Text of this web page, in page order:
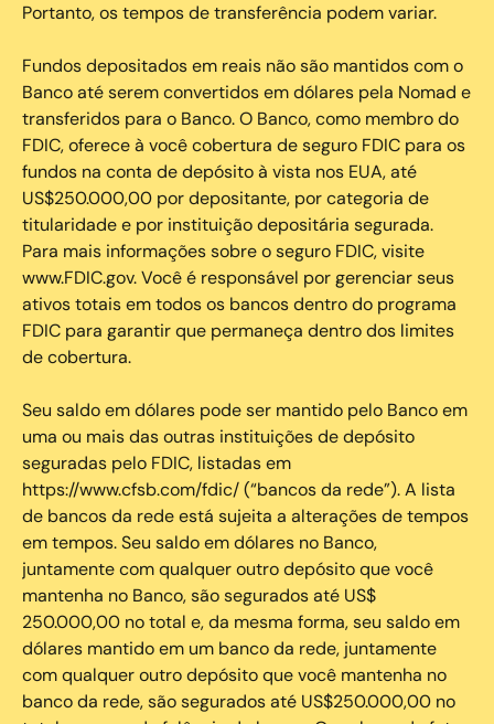
Portanto, os tempos de transferência podem variar.
Fundos depositados em reais não são mantidos com o
Banco até serem convertidos em dólares pela Nomad e
transferidos para o Banco. O Banco, como membro do
FDIC, oferece à você cobertura de seguro FDIC para os
fundos na conta de depósito à vista nos EUA, até
US$250.000,00 por depositante, por categoria de
titularidade e por instituição depositária segurada.
Para mais informações sobre o seguro FDIC, visite
www.FDIC.gov. Você é responsável por gerenciar seus
ativos totais em todos os bancos dentro do programa
FDIC para garantir que permaneça dentro dos limites
de cobertura.
Seu saldo em dólares pode ser mantido pelo Banco em
uma ou mais das outras instituições de depósito
seguradas pelo FDIC, listadas em
https://www.cfsb.com/fdic/ (“bancos da rede”). A lista
de bancos da rede está sujeita a alterações de tempos
em tempos. Seu saldo em dólares no Banco,
juntamente com qualquer outro depósito que você
mantenha no Banco, são segurados até US$
250.000,00 no total e, da mesma forma, seu saldo em
dólares mantido em um banco da rede, juntamente
com qualquer outro depósito que você mantenha no
banco da rede, são segurados até US$250.000,00 no